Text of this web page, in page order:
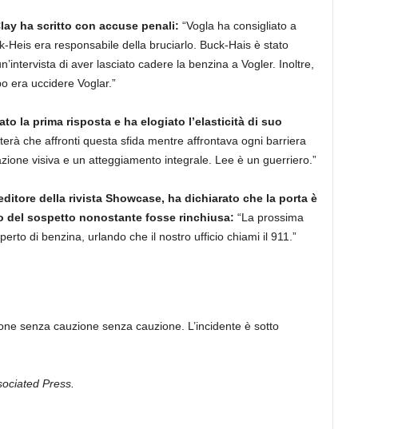
ha scritto con accuse penali: “Vogla ha consigliato a
Heis era responsabile della bruciarlo. Buck-Hais è stato
di aver lasciato cadere la benzina a Vogler. Inoltre,
era uccidere Voglar.”
la prima risposta e ha elogiato l’elasticità di suo
che affronti questa sfida mentre affrontava ogni barriera
visiva e un atteggiamento integrale. Lee è un guerriero.”
della rivista Showcase, ha dichiarato che la porta è
del sospetto nonostante fosse rinchiusa: “La prossima
di benzina, urlando che il nostro ufficio chiami il 911.”
senza cauzione senza cauzione. L’incidente è sotto
Press.